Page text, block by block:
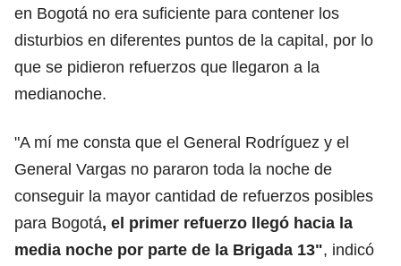
en Bogotá no era suficiente para contener los
disturbios en diferentes puntos de la capital, por lo
que se pidieron refuerzos que llegaron a la
medianoche.
"A mí me consta que el General Rodríguez y el
General Vargas no pararon toda la noche de
conseguir la mayor cantidad de refuerzos posibles
para Bogotá, el primer refuerzo llegó hacia la
media noche por parte de la Brigada 13", indicó